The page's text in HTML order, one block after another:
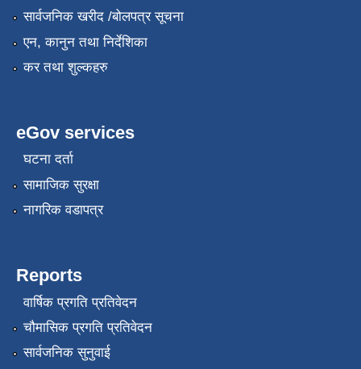
सार्वजनिक खरीद /बोलपत्र सूचना
एन, कानुन तथा निर्देशिका
कर तथा शुल्कहरु
eGov services
घटना दर्ता
सामाजिक सुरक्षा
नागरिक वडापत्र
Reports
वार्षिक प्रगति प्रतिवेदन
चौमासिक प्रगति प्रतिवेदन
सार्वजनिक सुनुवाई